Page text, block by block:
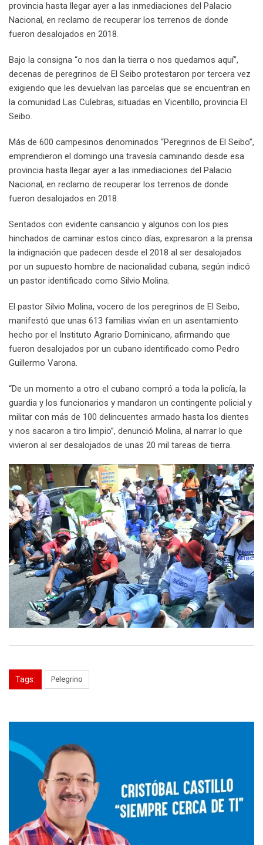
provincia hasta llegar ayer a las inmediaciones del Palacio
Nacional, en reclamo de recuperar los terrenos de donde
fueron desalojados en 2018.
Bajo la consigna “o nos dan la tierra o nos quedamos aquí”,
decenas de peregrinos de El Seibo protestaron por tercera vez
exigiendo que les devuelvan las parcelas que se encuentran en
la comunidad Las Culebras, situadas en Vicentillo, provincia El
Seibo.
Más de 600 campesinos denominados “Peregrinos de El Seibo”,
emprendieron el domingo una travesía caminando desde esa
provincia hasta llegar ayer a las inmediaciones del Palacio
Nacional, en reclamo de recuperar los terrenos de donde
fueron desalojados en 2018.
Sentados con evidente cansancio y algunos con los pies
hinchados de caminar estos cinco días, expresaron a la prensa
la indignación que padecen desde el 2018 al ser desalojados
por un supuesto hombre de nacionalidad cubana, según indicó
un pastor identificado como Silvio Molina.
El pastor Silvio Molina, vocero de los peregrinos de El Seibo,
manifestó que unas 613 familias vivían en un asentamiento
hecho por el Instituto Agrario Dominicano, afirmando que
fueron desalojados por un cubano identificado como Pedro
Guillermo Varona.
“De un momento a otro el cubano compró a toda la policía, la
guardia y los funcionarios y mandaron un contingente policial y
militar con más de 100 delincuentes armado hasta los dientes
y nos sacaron a tiro limpio”, denunció Molina, al narrar lo que
vivieron al ser desalojados de unas 20 mil tareas de tierra.
Tags: Pelegrino